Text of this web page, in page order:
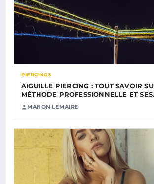
PIERCINGS
AIGUILLE PIERCING : TOUT SAVOIR
MÉTHODE PROFESSIONNELLE ET
MANON LEMAIRE